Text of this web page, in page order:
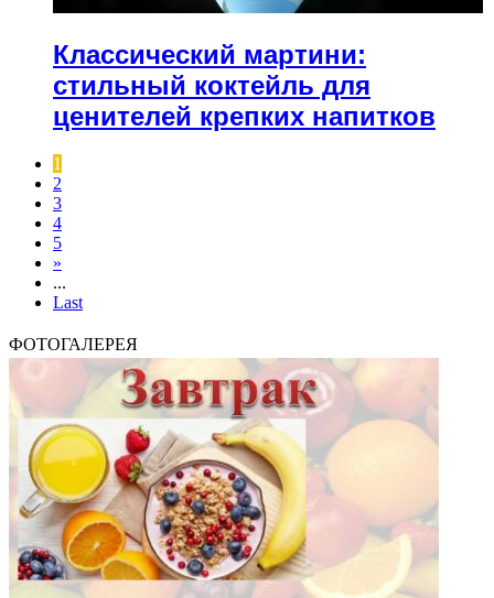
Классический мартини:
стильный коктейль для
ценителей крепких напитков
1
2
3
4
5
»
...
Last
ФОТОГАЛЕРЕЯ